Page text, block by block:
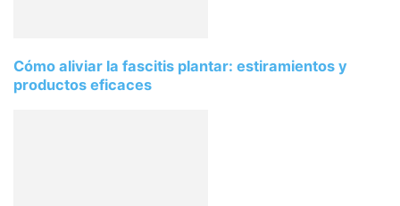
Cómo aliviar la fascitis plantar: estiramientos y
productos eficaces